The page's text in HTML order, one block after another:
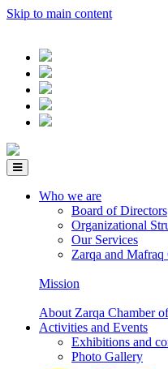
Skip to main content
Who we are
Board of Directors
Organizational
Our Services
Zarqa and Mafraq
Mission
About Zarqa Chamber
Activities and Events
Exhibitions and
Photo Gallery